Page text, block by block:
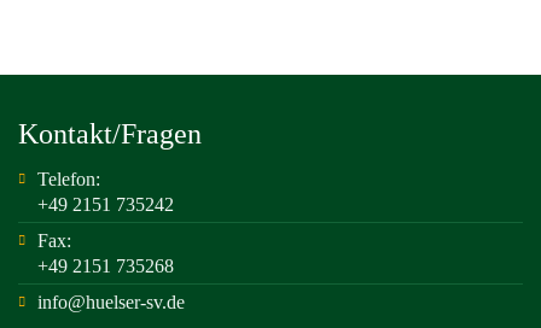
Kontakt/Fragen
Telefon:
+49 2151 735242
Fax:
+49 2151 735268
info@huelser-sv.de